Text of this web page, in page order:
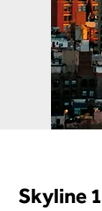
Skyline 1